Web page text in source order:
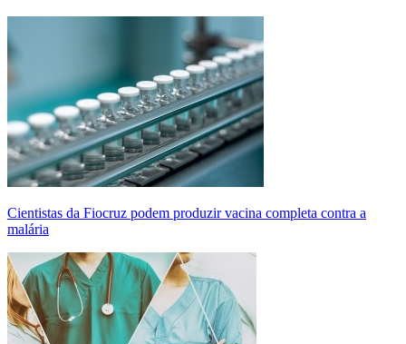
Cientistas da Fiocruz podem produzir vacina completa contra a
malária